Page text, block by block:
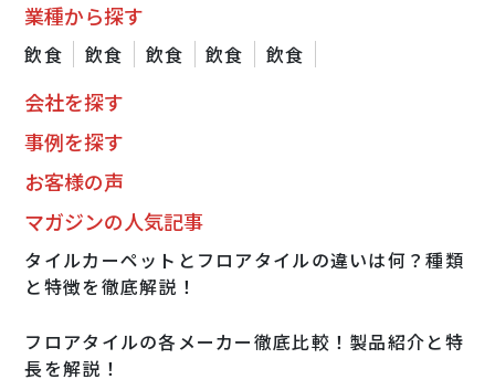
業種から探す
飲食 飲食 飲食 飲食 飲食
会社を探す
事例を探す
お客様の声
マガジンの人気記事
タイルカーペットとフロアタイルの違いは何？種類
と特徴を徹底解説！
フロアタイルの各メーカー徹底比較！製品紹介と特
長を解説！